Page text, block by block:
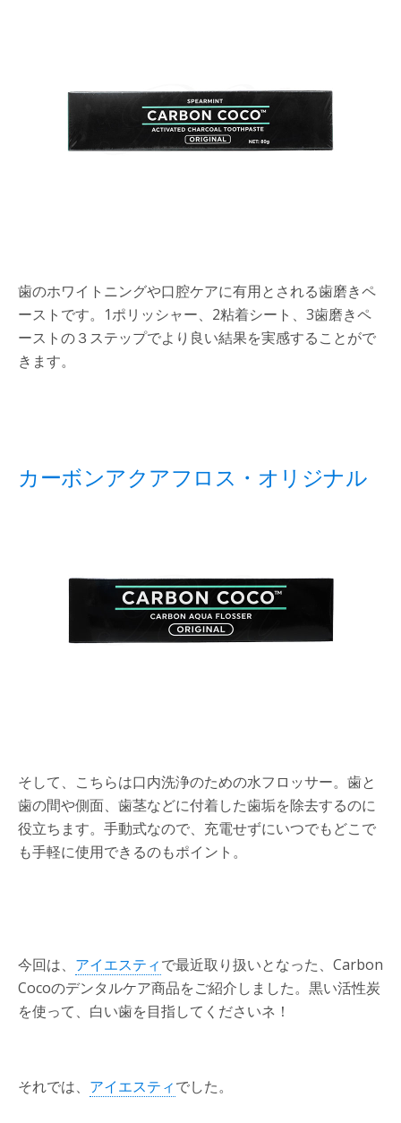
歯のホワイトニングや口腔ケアに有用とされる歯磨きペ
ーストです。1ポリッシャー、2粘着シート、3歯磨きペ
ーストの３ステップでより良い結果を実感することがで
きます。
カーボンアクアフロス・オリジナル
そして、こちらは口内洗浄のための水フロッサー。歯と
歯の間や側面、歯茎などに付着した歯垢を除去するのに
役立ちます。手動式なので、充電せずにいつでもどこで
も手軽に使用できるのもポイント。
今回は、 アイエスティで最近取り扱いとなった、Carbon
Cocoのデンタルケア商品をご紹介しました。黒い活性炭
を使って、白い歯を目指してくださいネ！
それでは、 アイエスティでした。